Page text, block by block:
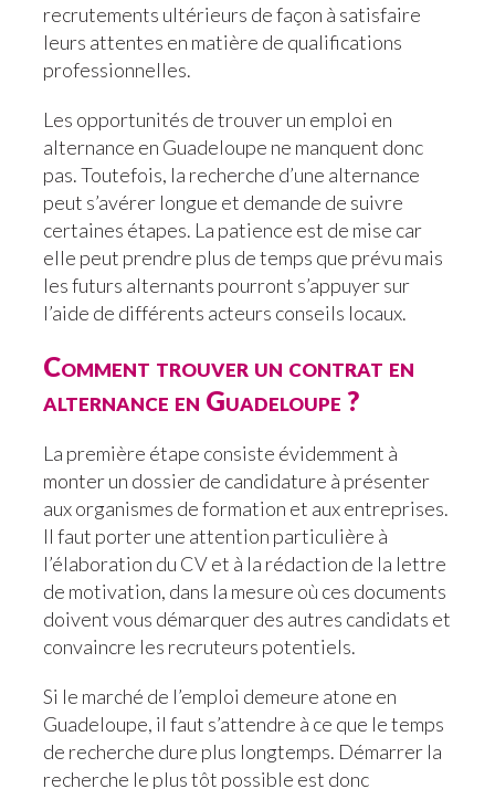
recrutements ultérieurs de façon à satisfaire
leurs attentes en matière de qualifications
professionnelles.
Les opportunités de trouver un emploi en
alternance en Guadeloupe ne manquent donc
pas. Toutefois, la recherche d’une alternance
peut s’avérer longue et demande de suivre
certaines étapes. La patience est de mise car
elle peut prendre plus de temps que prévu mais
les futurs alternants pourront s’appuyer sur
l’aide de différents acteurs conseils locaux.
Comment trouver un contrat en
alternance en Guadeloupe ?
La première étape consiste évidemment à
monter un dossier de candidature à présenter
aux organismes de formation et aux entreprises.
Il faut porter une attention particulière à
l’élaboration du CV et à la rédaction de la lettre
de motivation, dans la mesure où ces documents
doivent vous démarquer des autres candidats et
convaincre les recruteurs potentiels.
Si le marché de l’emploi demeure atone en
Guadeloupe, il faut s’attendre à ce que le temps
de recherche dure plus longtemps. Démarrer la
recherche le plus tôt possible est donc